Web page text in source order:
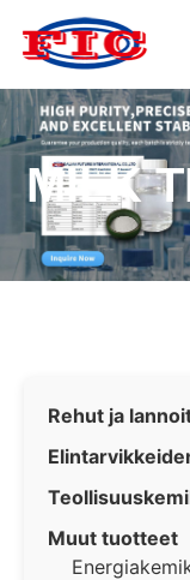
MILK
Rehut ja
Muut tuotteet